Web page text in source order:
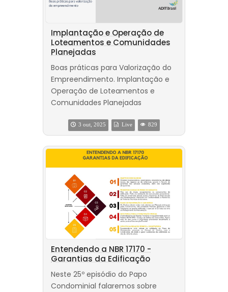
Implantação e Operação de
Loteamentos e Comunidades
Planejadas
Boas práticas para Valorização do
Empreendimento. Implantação e
Operação de Loteamentos e
Comunidades Planejadas
3 out, 2025 Live 829
Entendendo a NBR 17170 -
Garantias da Edificação
Neste 25º episódio do Papo
Condominial falaremos sobre